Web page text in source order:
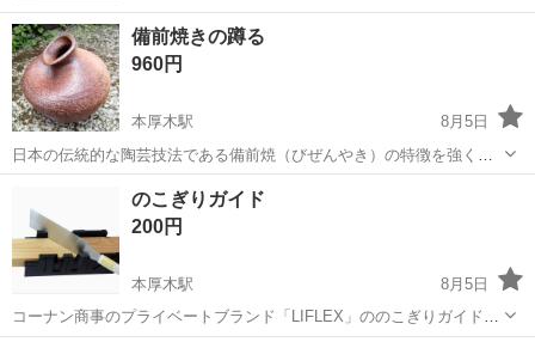
備前焼きの蹲る
960円
本厚木駅
8月5日
日本の伝統的な陶芸技法である備前焼（びぜんやき）の特徴を強く持
った花器（うずくまる、または一輪挿し）です。備前焼の大きな特徴
と魅力は以下の通りです。備前焼の特徴釉薬を使わない：絵付けをせ
ず、土そのものの風合いを生かします。焼...
本厚木駅 家庭用品
のこぎりガイド
200円
本厚木駅
8月5日
コーナン商事のプライベートブランド「LIFLEX」ののこぎりガイドで